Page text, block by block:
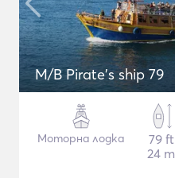
M/B Pirate's ship 79
Моторна лодка
79 ft
24 m